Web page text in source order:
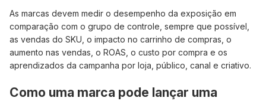
As marcas devem medir o desempenho da exposição em
comparação com o grupo de controle, sempre que possível,
as vendas do SKU, o impacto no carrinho de compras, o
aumento nas vendas, o ROAS, o custo por compra e os
aprendizados da campanha por loja, público, canal e criativo.
Como uma marca pode lançar uma